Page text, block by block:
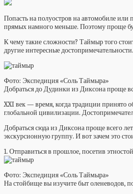
Попасть на полуостров на автомобиле или
прямых намного меньше. Поэтому проще
К чему такие сложности? Таймыр того
другие интересные достопримечательности.
Фото: Экспедиция «Соль Таймыра»
Добраться до Дудинки из Диксона проще
XXI век — время, когда традиции принято
глобальной цивилизации.
Добраться сюда из Диксона проще всего
экскурсионную группу. И вот зачем это
1. Отправиться в прошлое, посетив
Фото: Экспедиция «Соль Таймыра»
На стойбище вы изучите быт оленеводов,